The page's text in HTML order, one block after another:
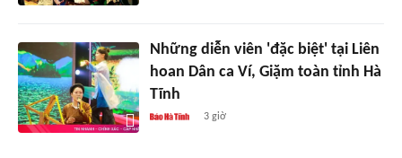
Những diễn viên 'đặc biệt' tại Liên
hoan Dân ca Ví, Giặm toàn tỉnh Hà
Tĩnh
3 giờ